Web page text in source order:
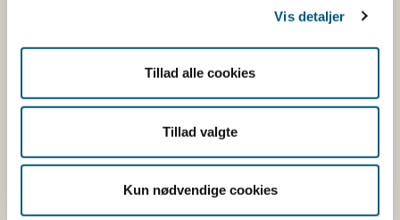
Vis detaljer
Tillad alle cookies
Tillad valgte
Kun nødvendige cookies
Erhvervsministeriet. Styrelsen arbejder med hele
officielle Kostråd og smileykontroller, som du kender
fra cafeer, restauranter og supermarkeder.
Kontakt
Fødevarestyrelsen
Stationsparken 31-33